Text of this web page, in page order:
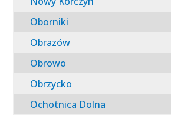
Oborniki
Obrazów
Obrowo
Obrzycko
Ochotnica Dolna